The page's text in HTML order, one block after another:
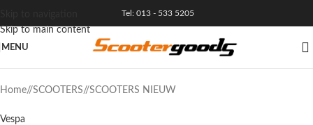
Skip to main content
Tel: 013 - 533 5205
MENU
Home/ SCOOTERS/ SCOOTERS NIEUW
Vespa